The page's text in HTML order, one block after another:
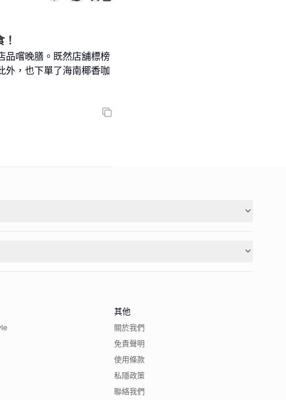
品嚐晚膳。既然店舖標榜
外，也下單了海南椰香咖
其他
關於我們
免責聲明
使用條款
私隱政策
聯絡我們